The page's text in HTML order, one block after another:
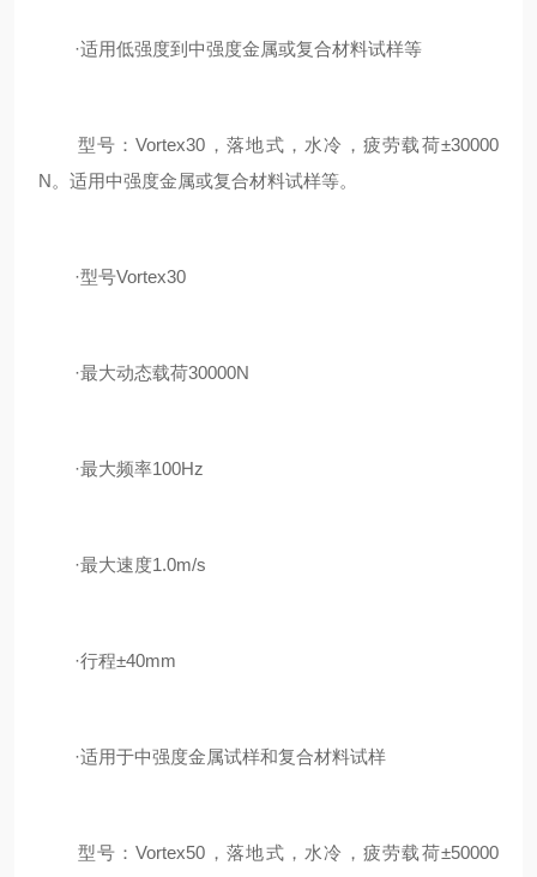
·适用低强度到中强度金属或复合材料试样等
型号：Vortex30，落地式，水冷，疲劳载荷±30000
N。适用中强度金属或复合材料试样等。
·型号Vortex30
·最大动态载荷30000N
·最大频率100Hz
·最大速度1.0m/s
·行程±40mm
·适用于中强度金属试样和复合材料试样
型号：Vortex50，落地式，水冷，疲劳载荷±50000